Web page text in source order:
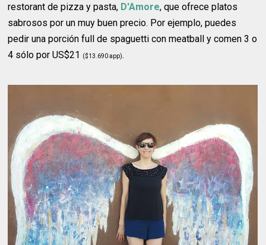
restorant de pizza y pasta, D'Amore, que ofrece platos
sabrosos por un muy buen precio. Por ejemplo, puedes
pedir una porción full de spaguetti con meatball y comen 3 o
4 sólo por US$21
($13.690 app).